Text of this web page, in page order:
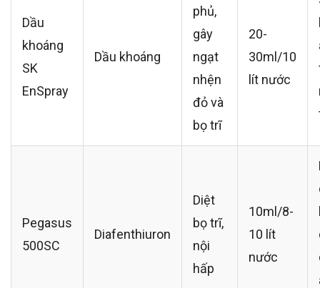
Dầu
khoáng
SK
EnSpray
Dầu khoáng
phủ,
gây
ngạt
nhện
đỏ và
bọ trĩ
20-
30ml/10
lít nước
Pegasus
500SC
Diafenthiuron
Diệt
bọ trĩ,
nội
hấp
10ml/8-
10 lít
nước